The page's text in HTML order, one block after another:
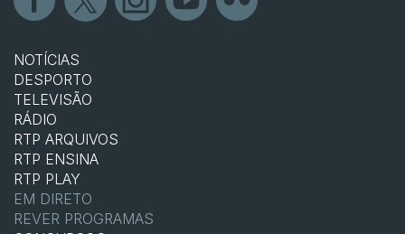
NOTÍCIAS
DESPORTO
TELEVISÃO
RÁDIO
RTP ARQUIVOS
RTP ENSINA
RTP PLAY
EM DIRETO
REVER PROGRAMAS